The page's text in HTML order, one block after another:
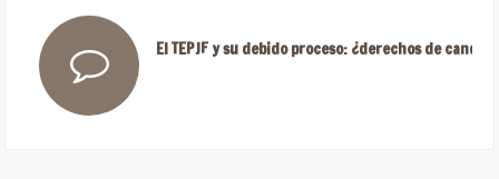
El TEPJF y su debido proceso: ¿derechos de